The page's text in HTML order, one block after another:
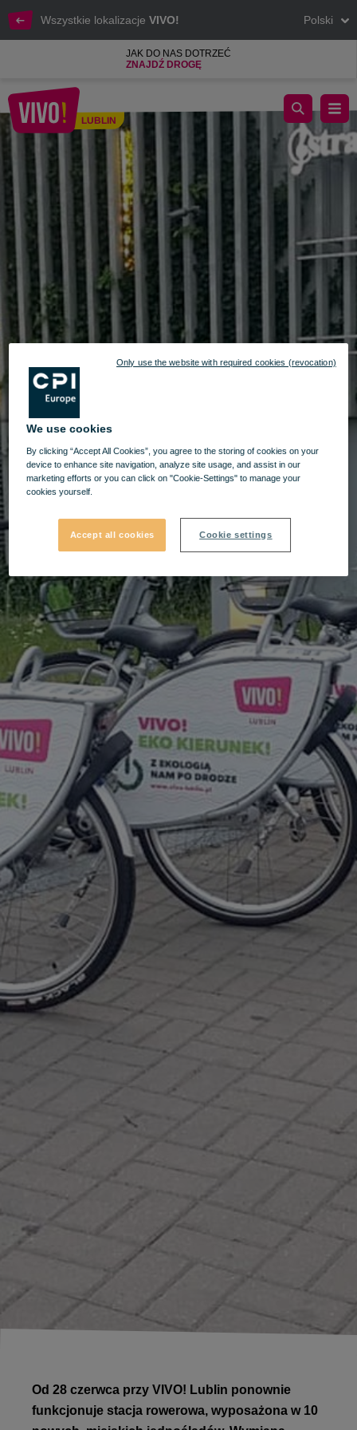
Wszystkie lokalizacje VIVO! Polski
JAK DO NAS DOTRZEĆ
ZNAJDŹ DROGĘ
LUBLIN
Stacja rowerowa przy VIVO! Lubin wznowiła działalność
Od 28 czerwca przy VIVO! Lublin ponownie
funkcjonuje stacja rowerowa, wyposażona w 10
We use cookies
By clicking “Accept All Cookies”, you agree to the storing of cookies on your
device to enhance site navigation, analyze site usage, and assist in our
marketing efforts or you can click on "Cookie-Settings" to manage your
cookies yourself.
Accept all cookies Cookie settings
Only use the website with required cookies (revocation)